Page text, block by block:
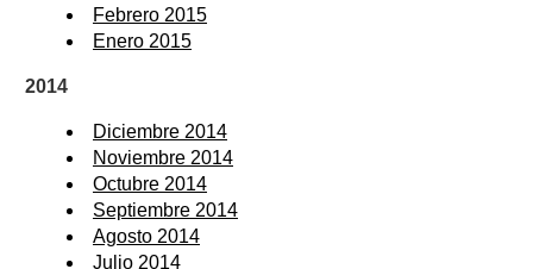
Febrero 2015
Enero 2015
2014
Diciembre 2014
Noviembre 2014
Octubre 2014
Septiembre 2014
Agosto 2014
Julio 2014